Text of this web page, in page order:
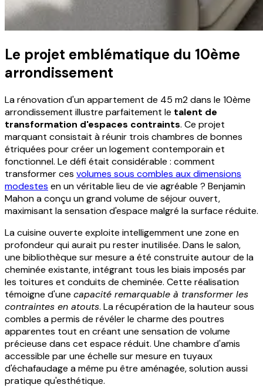
Le projet emblématique du 10ème
arrondissement
La rénovation d'un appartement de 45 m2 dans le 10ème
arrondissement illustre parfaitement le talent de
transformation d'espaces contraints. Ce projet
marquant consistait à réunir trois chambres de bonnes
étriquées pour créer un logement contemporain et
fonctionnel. Le défi était considérable : comment
transformer ces volumes sous combles aux dimensions
modestes en un véritable lieu de vie agréable ? Benjamin
Mahon a conçu un grand volume de séjour ouvert,
maximisant la sensation d'espace malgré la surface réduite.
La cuisine ouverte exploite intelligemment une zone en
profondeur qui aurait pu rester inutilisée. Dans le salon,
une bibliothèque sur mesure a été construite autour de la
cheminée existante, intégrant tous les biais imposés par
les toitures et conduits de cheminée. Cette réalisation
témoigne d'une capacité remarquable à transformer les
contraintes en atouts. La récupération de la hauteur sous
combles a permis de révéler le charme des poutres
apparentes tout en créant une sensation de volume
précieuse dans cet espace réduit. Une chambre d'amis
accessible par une échelle sur mesure en tuyaux
d'échafaudage a même pu être aménagée, solution aussi
pratique qu'esthétique.